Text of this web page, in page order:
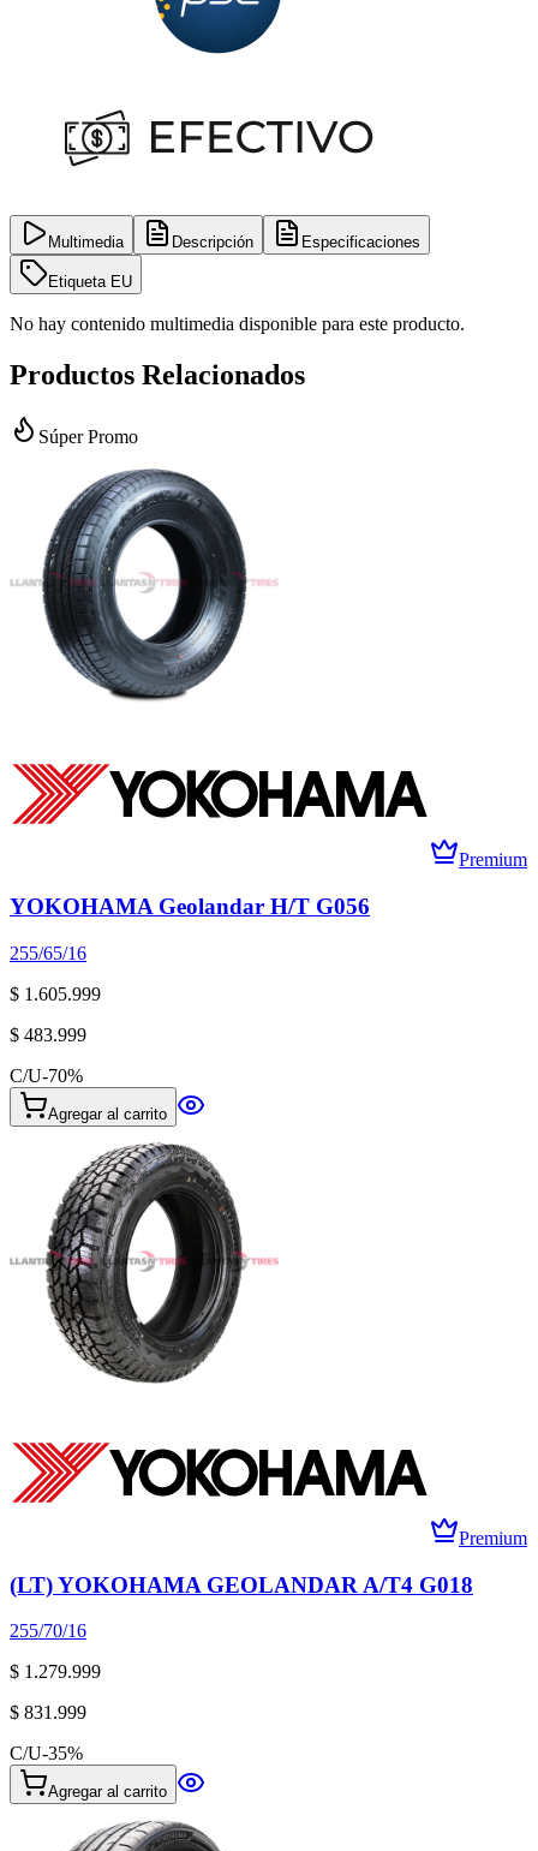
Multimedia Descripción Especificaciones
Etiqueta EU
No hay contenido multimedia disponible para este producto.
Productos Relacionados
Súper Promo
Premium
YOKOHAMA Geolandar H/T G056
255/65/16
$ 1.605.999
$ 483.999
C/U-70%
Agregar al carrito
Premium
(LT) YOKOHAMA GEOLANDAR A/T4 G018
255/70/16
$ 1.279.999
$ 831.999
C/U-35%
Agregar al carrito